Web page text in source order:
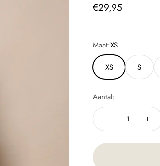
Aanbiedingsprijs
€29,95
Maat:XS
XS S
Aantal: